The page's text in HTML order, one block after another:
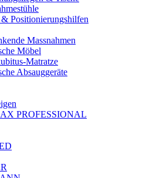
Positionierungshilfen
Massnahmen
Möbel
Matratze
Absauggeräte
PROFESSIONAL